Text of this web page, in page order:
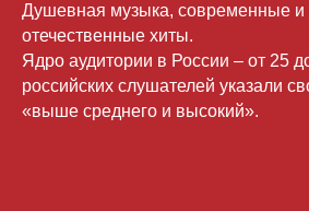
Душевная музыка, современные
отечественные хиты.
Ядро аудитории в России – от 25
российских слушателей указали
«выше среднего и высокий».